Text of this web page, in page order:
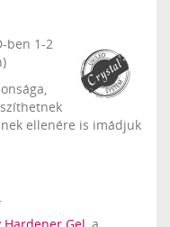
ben 1-2
ellenére is imádjuk